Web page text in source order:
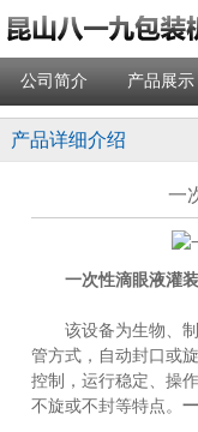
公司简介 产品展示
产品详细介绍
一
一次性滴眼液灌
该设备为生物、制
管方式，自动封口或
控制，运行稳定、操
不旋或不封等特点。